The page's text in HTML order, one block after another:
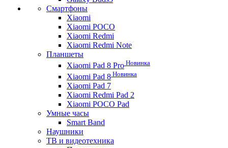
Смартфоны
Xiaomi
Xiaomi POCO
Xiaomi Redmi
Xiaomi Redmi Note
Планшеты
Xiaomi Pad 8 Pro Новинка
Xiaomi Pad 8 Новинка
Xiaomi Pad 7
Xiaomi Redmi Pad 2
Xiaomi POCO Pad
Умные часы
Smart Band
Наушники
ТВ и видеотехника